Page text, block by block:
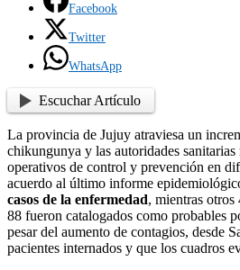
Facebook
Twitter
WhatsApp
Escuchar Artículo
La provincia de Jujuy atraviesa un
chikungunya y las autoridades
operativos de control y prevención en
acuerdo al último informe
casos de la enfermedad, mientras otros
88 fueron catalogados como probables
pesar del aumento de contagios, desde
pacientes internados y que los cuadros